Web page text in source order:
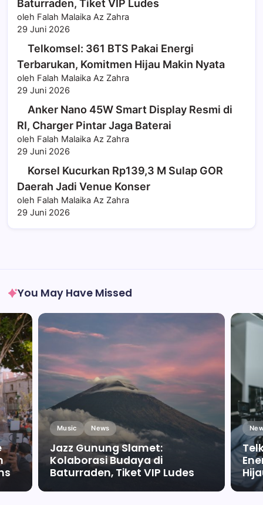
Baturraden, Tiket VIP Ludes
oleh Falah Malaika Az Zahra
29 Juni 2026
Telkomsel: 361 BTS Pakai Energi
Terbarukan, Komitmen Hijau Makin Nyata
oleh Falah Malaika Az Zahra
29 Juni 2026
Anker Nano 45W Smart Display Resmi di
RI, Charger Pintar Jaga Baterai
oleh Falah Malaika Az Zahra
29 Juni 2026
Korsel Kucurkan Rp139,3 M Sulap GOR
Daerah Jadi Venue Konser
oleh Falah Malaika Az Zahra
29 Juni 2026
You May Have Missed
Music News
Jazz Gunung Slamet:
Kolaborasi Budaya di
Baturraden, Tiket VIP Ludes
By Falah Malaika Az Zahra